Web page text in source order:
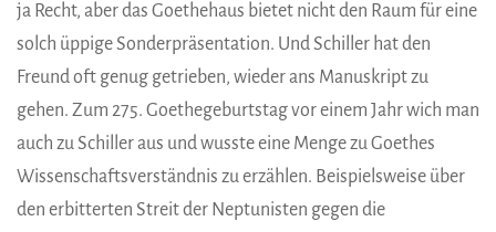
ja Recht, aber das Goethehaus bietet nicht den Raum für eine
solch üppige Sonderpräsentation. Und Schiller hat den
Freund oft genug getrieben, wieder ans Manuskript zu
gehen. Zum 275. Goethegeburtstag vor einem Jahr wich man
auch zu Schiller aus und wusste eine Menge zu Goethes
Wissenschaftsverständnis zu erzählen. Beispielsweise über
den erbitterten Streit der Neptunisten gegen die